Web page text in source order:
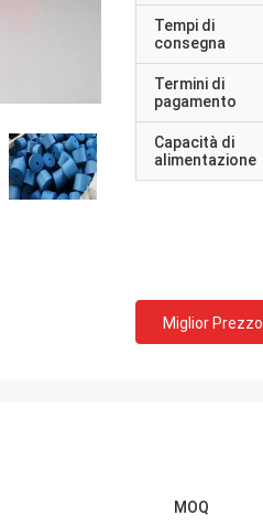
Tempi di
consegna
Termini di
pagamento
Capacità di
alimentazione
Miglior Prezzo
MOQ